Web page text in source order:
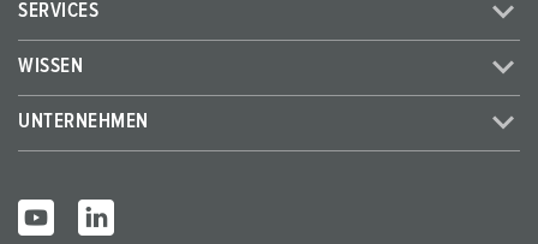
SERVICES
WISSEN
UNTERNEHMEN